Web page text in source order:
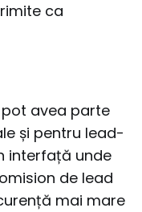
ca
avea parte
și pentru lead-
interfață unde
de lead
mai mare